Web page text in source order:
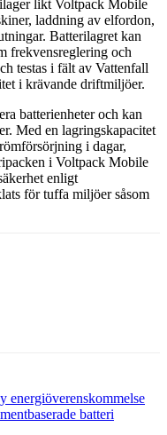
likt Voltpack Mobile
laddning av elfordon,
Batterilagret kan
frekvensreglering och
testas i fält av Vattenfall
i krävande driftmiljöer.
batterienheter och kan
Med en lagringskapacitet
i dagar,
i Voltpack Mobile
enligt
för tuffa miljöer såsom
energiöverenskommelse
batteri